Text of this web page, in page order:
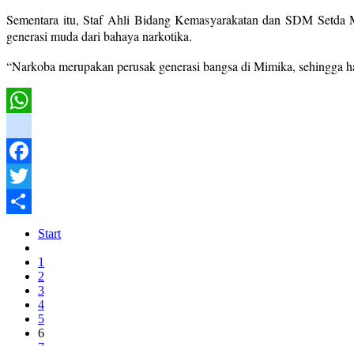
Sementara itu, Staf Ahli Bidang Kemasyarakatan dan SDM Setda
generasi muda dari bahaya narkotika.
“Narkoba merupakan perusak generasi bangsa di Mimika,
instagram
Facebook
Twitter
Start
1
2
3
4
5
6